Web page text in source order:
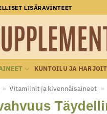
LISÄRAVINTEET
KUNTOILU JA
» Vitamiinit ja kivennäisaineet »